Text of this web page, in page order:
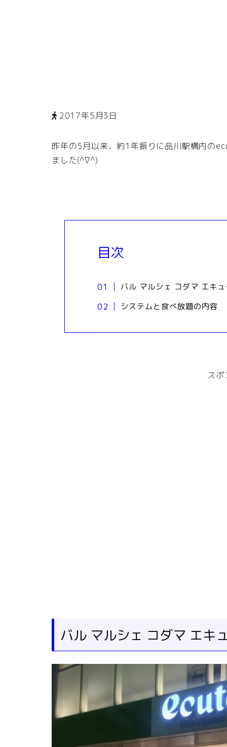
2017年5月3日
昨年の5月以来、約1年振りに品川駅構内の
ました(^∇^)
目次
バル マルシェ コダマ エキ
システムと食べ放題の内容
ス
バル マルシェ コダマ エキ